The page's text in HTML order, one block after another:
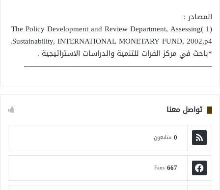
المصادر :
(1 )The Policy Development and Review Department, Assessing
Sustainability, INTERNATIONAL MONETARY FUND, 2002,p4.
*باحث في مركز الفرات للتنمية والدراسات الاستراتيجية .
—————————————————————————–
تواصل معنا
0 متابعون
667
Fans